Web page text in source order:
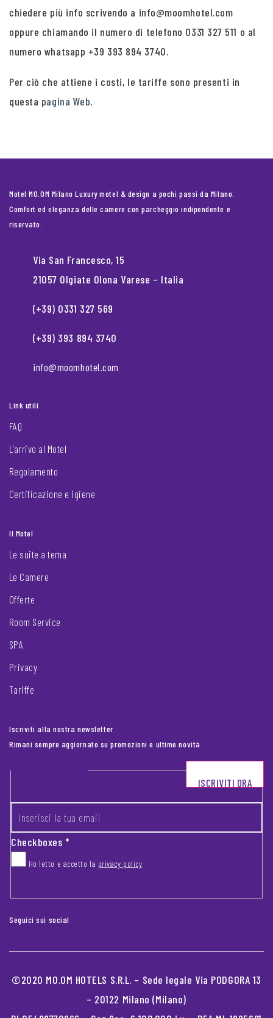
chiedere più info scrivendo a info@moomhotel.com
oppure chiamando il numero di telefono 0331 327 511 o al
numero whatsapp +39 393 894 3740.
Per ciò che attiene i costi, le tariffe sono presenti in
questa pagina Web.
Motel MO.OM Milano Luxury motel & design a pochi passi da Milano.
Comfort ed eleganza delle camere con parcheggio indipendente e
riservato.
Via San Francesco, 15
21057 Olgiate Olona Varese – Italia
(+39) 0331 327 569
(+39) 393 894 3740
info@moomhotel.com
Link utili
FAQ
L’arrivo al Motel
Regolamento
Certificazione e igiene
Il Motel
Le suite a tema
Le Camere
Offerte
Room Service
SPA
Privacy
Tariffe
Iscriviti alla nostra newsletter
Rimani sempre aggiornato su promozioni e ultime novità
Footer newsletter
Checkboxes*
Ho letto e accetto la privacy policy
ISCRIVITI ORA
Seguici sui social
©2020 MO.OM HOTELS S.R.L. – Sede legale Via PODGORA 13
– 20122 Milano (Milano)